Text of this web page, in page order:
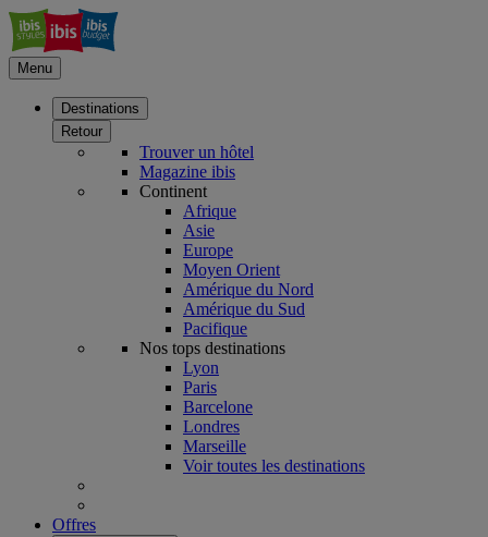
Menu
Destinations
Retour
Trouver un hôtel
Magazine ibis
Continent
Afrique
Asie
Europe
Moyen Orient
Amérique du Nord
Amérique du Sud
Pacifique
Nos tops destinations
Lyon
Paris
Barcelone
Londres
Marseille
Voir toutes les destinations
Offres